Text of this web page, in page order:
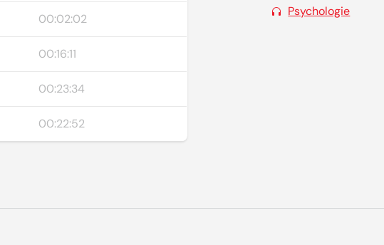
00:02:02
00:16:11
00:23:34
00:22:52
Psychologie